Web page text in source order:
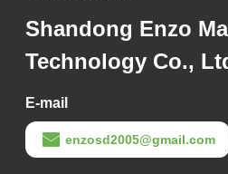
Shandong Enzo
Technology Co.,
E-mail
enzosd2005@gmail.com